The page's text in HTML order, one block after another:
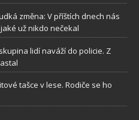
změna: V příštích dnech nás
už nikdo nečekal
lidí naváží do policie. Z
tašce v lese. Rodiče se ho